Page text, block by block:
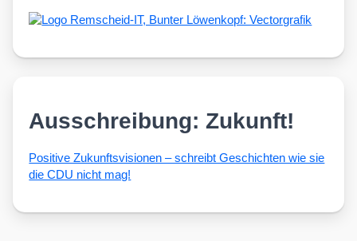
Ausschreibung: Zukunft!
Posi­ti­ve Zukunfts­vi­sio­nen – schreibt Geschich­ten wie sie
die CDU nicht mag!